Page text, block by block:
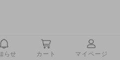
らせ カート マイページ